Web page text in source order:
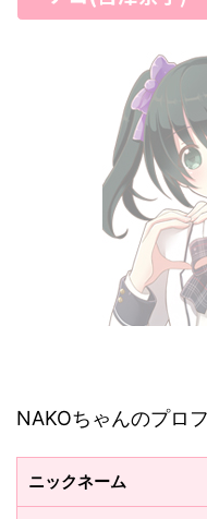
NAKOちゃんのプロ
ニックネーム